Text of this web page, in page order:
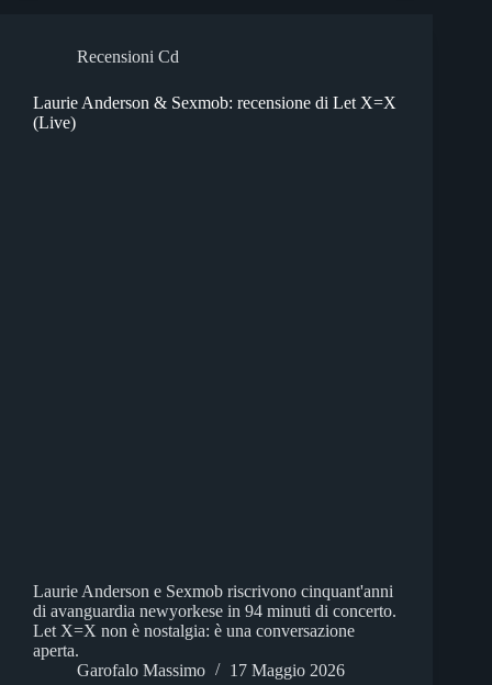
Recensioni Cd
Laurie Anderson & Sexmob: recensione di Let X=X
(Live)
Laurie Anderson e Sexmob riscrivono cinquant'anni
di avanguardia newyorkese in 94 minuti di concerto.
Let X=X non è nostalgia: è una conversazione
aperta.
Garofalo Massimo
17 Maggio 2026